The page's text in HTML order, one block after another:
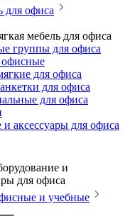
для офиса
мебель для офиса
группы для офиса
для офиса
для офиса
для офиса
аксессуары для офиса
и
для офиса
и учебные